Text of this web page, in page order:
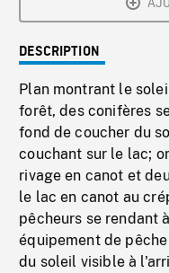
DESCRIPTION
Plan montrant le
forêt, des conifères
fond de coucher du
couchant sur le lac;
rivage en canot et
le lac en canot au
pêcheurs se rendant
équipement de
du soleil visible à